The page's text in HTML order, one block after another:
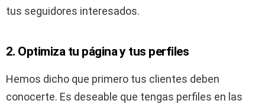
tus seguidores interesados.
2. Optimiza tu página y tus perfiles
Hemos dicho que primero tus clientes deben
conocerte. Es deseable que tengas perfiles en las